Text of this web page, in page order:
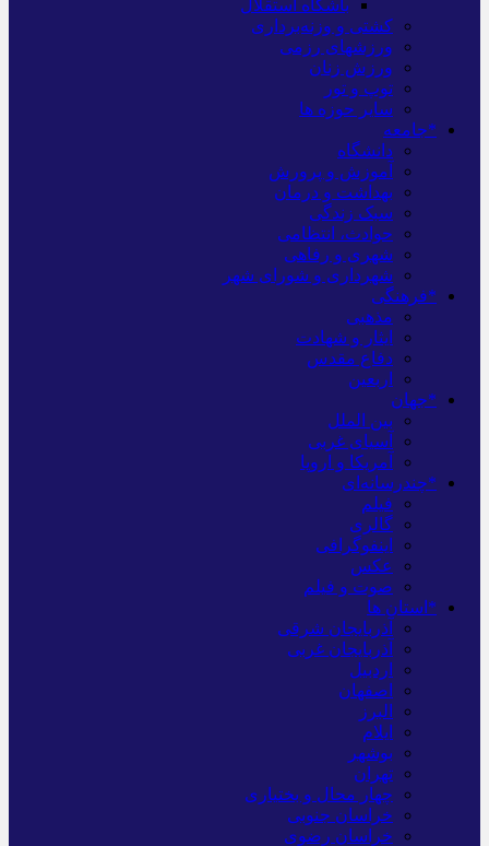
باشگاه استقلال
کشتی و وزنه‌برداری
ورزشهای رزمی
ورزش زنان
توپ و تور
سایر حوزه ها
*جامعه
دانشگاه
آموزش و پرورش
بهداشت و درمان
سبک زندگی
حوادث، انتظامی
شهری و رفاهی
شهرداری و شورای شهر
*فرهنگی
مذهبی
ایثار و شهادت
دفاع مقدس
اربعین
*جهان
بین الملل
آسیای غربی
آمریکا و اروپا
*چندرسانه‌ای
فیلم
گالری
اینفوگرافی
عکس
صوت و فیلم
*استان ها
آذربایجان شرقی
آذربایجان غربی
اردبیل
اصفهان
البرز
ایلام
بوشهر
تهران
چهار محال و بختیاری
خراسان جنوبی
خراسان رضوی